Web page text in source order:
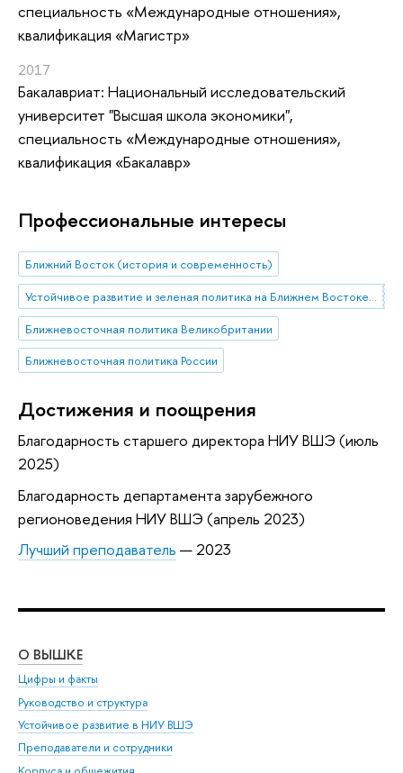
специальность «Международные отношения»,
квалификация «Магистр»
2017
Бакалавриат: Национальный исследовательский
университет "Высшая школа экономики",
специальность «Международные отношения»,
квалификация «Бакалавр»
Профессиональные интересы
Ближний Восток (история и современность)
Устойчивое развитие и зеленая политика на Ближнем Востоке и Северной Африке
Ближневосточная политика Великобритании
Ближневосточная политика России
Достижения и поощрения
Благодарность старшего директора НИУ ВШЭ (июль
2025)
Благодарность департамента зарубежного
регионоведения НИУ ВШЭ (апрель 2023)
Лучший преподаватель — 2023
О ВЫШКЕ
Цифры и факты
Руководство и структура
Устойчивое развитие в НИУ ВШЭ
Преподаватели и сотрудники